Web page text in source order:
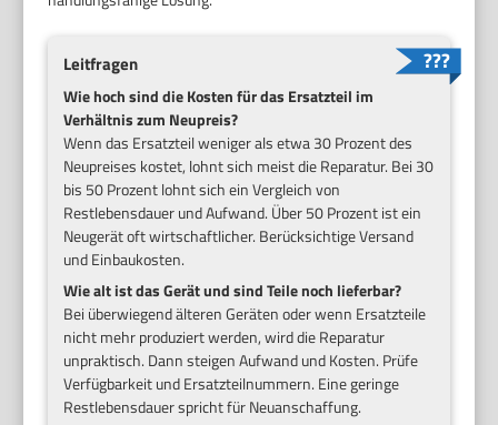
Leitfragen
Wie hoch sind die Kosten für das Ersatzteil im
Verhältnis zum Neupreis?
Wenn das Ersatzteil weniger als etwa 30 Prozent des
Neupreises kostet, lohnt sich meist die Reparatur. Bei 30
bis 50 Prozent lohnt sich ein Vergleich von
Restlebensdauer und Aufwand. Über 50 Prozent ist ein
Neugerät oft wirtschaftlicher. Berücksichtige Versand
und Einbaukosten.
Wie alt ist das Gerät und sind Teile noch lieferbar?
Bei überwiegend älteren Geräten oder wenn Ersatzteile
nicht mehr produziert werden, wird die Reparatur
unpraktisch. Dann steigen Aufwand und Kosten. Prüfe
Verfügbarkeit und Ersatzteilnummern. Eine geringe
Restlebensdauer spricht für Neuanschaffung.